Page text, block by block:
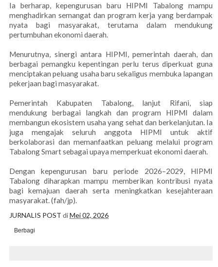
Ia berharap, kepengurusan baru HIPMI Tabalong mampu
menghadirkan semangat dan program kerja yang berdampak
nyata bagi masyarakat, terutama dalam mendukung
pertumbuhan ekonomi daerah.
Menurutnya, sinergi antara HIPMI, pemerintah daerah, dan
berbagai pemangku kepentingan perlu terus diperkuat guna
menciptakan peluang usaha baru sekaligus membuka lapangan
pekerjaan bagi masyarakat.
Pemerintah Kabupaten Tabalong, lanjut Rifani, siap
mendukung berbagai langkah dan program HIPMI dalam
membangun ekosistem usaha yang sehat dan berkelanjutan. Ia
juga mengajak seluruh anggota HIPMI untuk aktif
berkolaborasi dan memanfaatkan peluang melalui program
Tabalong Smart sebagai upaya memperkuat ekonomi daerah.
Dengan kepengurusan baru periode 2026–2029, HIPMI
Tabalong diharapkan mampu memberikan kontribusi nyata
bagi kemajuan daerah serta meningkatkan kesejahteraan
masyarakat. (fah/jp).
JURNALIS POST diMei 02, 2026
Berbagi